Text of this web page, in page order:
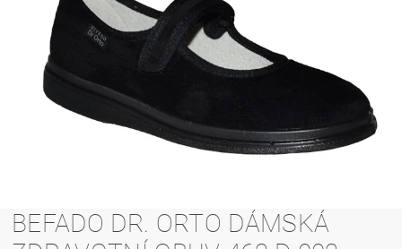
BEFADO DR. ORTO DÁMSKÁ